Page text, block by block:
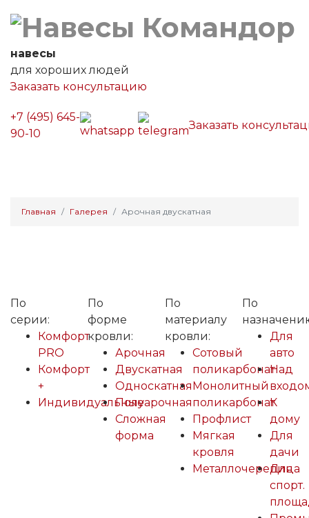
навесы
для хороших людей
Заказать консультацию
+7 (495) 645-
90-10
Заказать
Главная Галерея Арочная двускатная
По
серии:
Комфорт
PRO
Комфорт
+
Индивидуальные
По
форме
кровли:
Арочная
Двускатная
Односкатная
Полуарочная
Сложная
форма
По
материалу
кровли:
Сотовый
поликарбонат
Монолитный
поликарбонат
Профлист
Мягкая
кровля
Металлочерепица
По
Для
авто
Над
К
дому
Для
дачи
Для
спорт.